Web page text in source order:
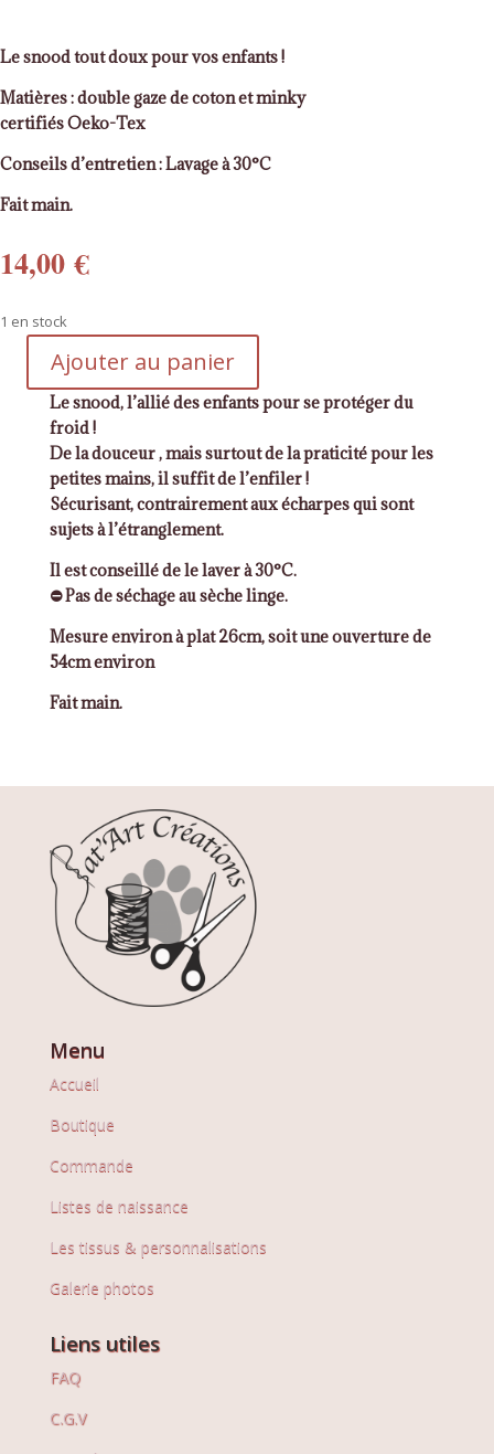
Le snood tout doux pour vos enfants !
Matières : double gaze de coton et minky
certifiésOeko-Tex
Conseils d’entretien : Lavage à 30°C
Fait main.
14,00€
1 en stock
quantité
pailleté
Ajouter au panier
Le snood, l’allié des enfants pour se protéger du
froid !
De la douceur , mais surtout de la praticité pour les
petites mains, il suffit de l’enfiler !
Sécurisant, contrairement aux écharpes qui sont
sujets à l’étranglement.
Il est conseillé de le laver à 30°C.
⛔ Pas de séchage au sèche linge.
Mesure environ à plat 26cm, soit une ouverture de
54cm environ
Fait main.
Menu
Accueil
Boutique
Commande
Listes de naissance
Les tissus & personnalisations
Galerie photos
Liens utiles
FAQ
C.G.V